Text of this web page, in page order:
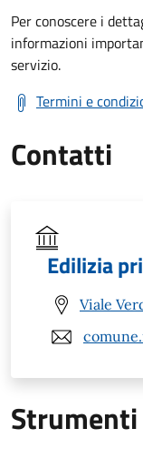
Per conoscere i
informazioni
servizio.
Termini e
Contatti
Edilizia
Viale